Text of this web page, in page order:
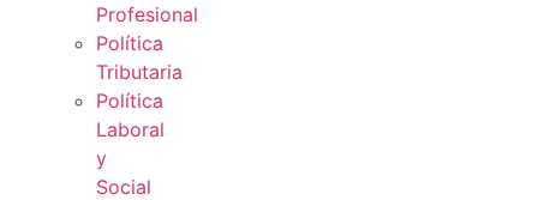
Profesional
Política
Tributaria
Política
Laboral
y
Social